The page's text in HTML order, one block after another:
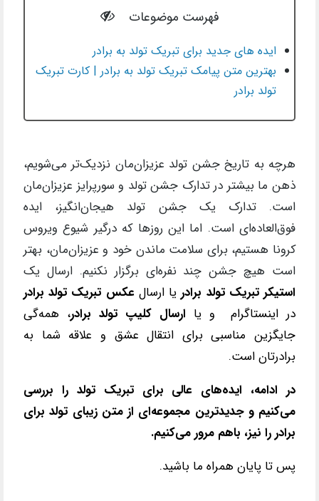
فهرست موضوعات
ایده های جدید برای تبریک تولد به برادر
بهترین متن پیامک تبریک تولد به برادر | کارت تبریک
تولد برادر
هرچه به تاریخ جشن تولد عزیزان‌مان نزدیک‌تر می‌شویم،
ذهن ما بیشتر در تدارک جشن تولد و سورپرایز عزیزان‌مان
است. تدارک یک جشن تولد هیجان‌انگیز، ایده
فوق‌العاده‌ای است. اما این روزها که درگیر شیوع ویروس
کرونا هستیم، برای سلامت ماندن خود و عزیزان‌مان، بهتر
است هیچ جشن چند نفره‌ای برگزار نکنیم. ارسال یک
استیکر تبریک تولد برادریا ارسال عکس تبریک تولد برادر
در اینستاگرام و یا ارسال کلیپ تولد برادر، همه‌گی
جایگزین مناسبی برای انتقال عشق و علاقه شما به
برادرتان است.
در ادامه، ایده‌های عالی برای تبریک تولد را بررسی
می‌کنیم و جدیدترین مجموعه‌ای ازمتن زیبای تولد برای
برادر را نیز، باهم مرور می‌کنیم.
پس تا پایان همراه ما باشید.